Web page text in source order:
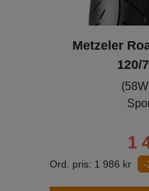
Metzeler
120/
1
Ord. pris: 1 986 kr -